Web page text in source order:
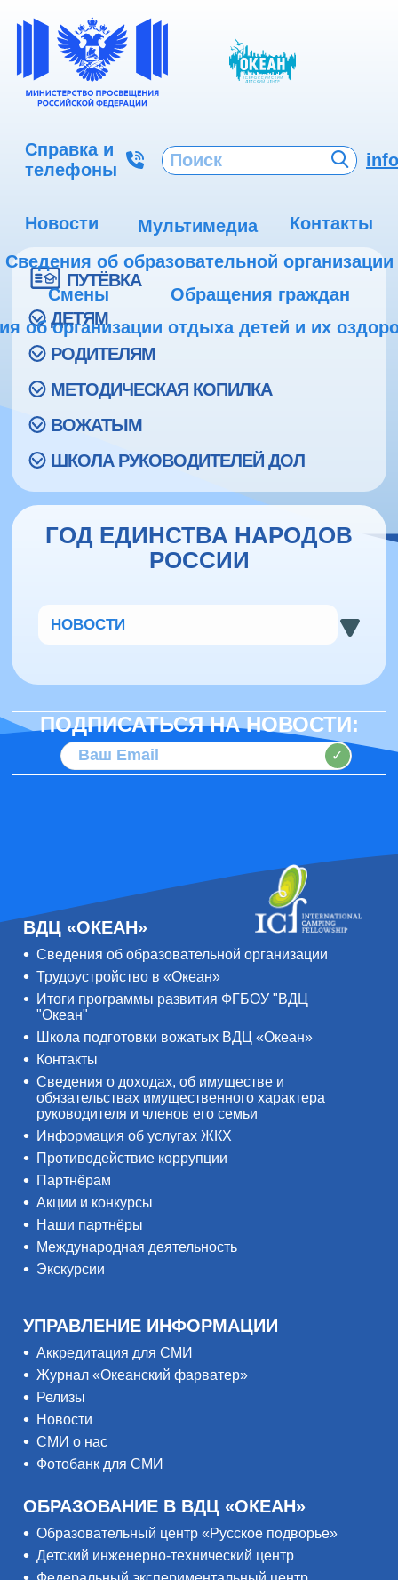
Справка и
телефоны
Новости Мультимедиа
Контакты
Сведения об образовательной организации
Смены
Обращения граждан
об организации отдыха детей и их
ПУТЁВКА
ДЕТЯМ
РОДИТЕЛЯМ
МЕТОДИЧЕСКАЯ КОПИЛКА
ВОЖАТЫМ
ШКОЛА РУКОВОДИТЕЛЕЙ ДОЛ
ГОД ЕДИНСТВА НАРОДОВ
РОССИИ
НОВОСТИ
ПОДПИСАТЬСЯ НА НОВОСТИ:
✓
ВДЦ «ОКЕАН»
Сведения об образовательной организации
Трудоустройство в «Океан»
Итоги программы развития ФГБОУ "ВДЦ
"Океан"
Школа подготовки вожатых ВДЦ «Океан»
Контакты
Сведения о доходах, об имуществе и
обязательствах имущественного характера
руководителя и членов его семьи
Информация об услугах ЖКХ
Противодействие коррупции
Партнёрам
Акции и конкурсы
Наши партнёры
Международная деятельность
Экскурсии
УПРАВЛЕНИЕ ИНФОРМАЦИИ
Аккредитация для СМИ
Журнал «Океанский фарватер»
Релизы
Новости
СМИ о нас
Фотобанк для СМИ
ОБРАЗОВАНИЕ В ВДЦ «ОКЕАН»
Образовательный центр «Русское подворье»
Детский инженерно-технический центр